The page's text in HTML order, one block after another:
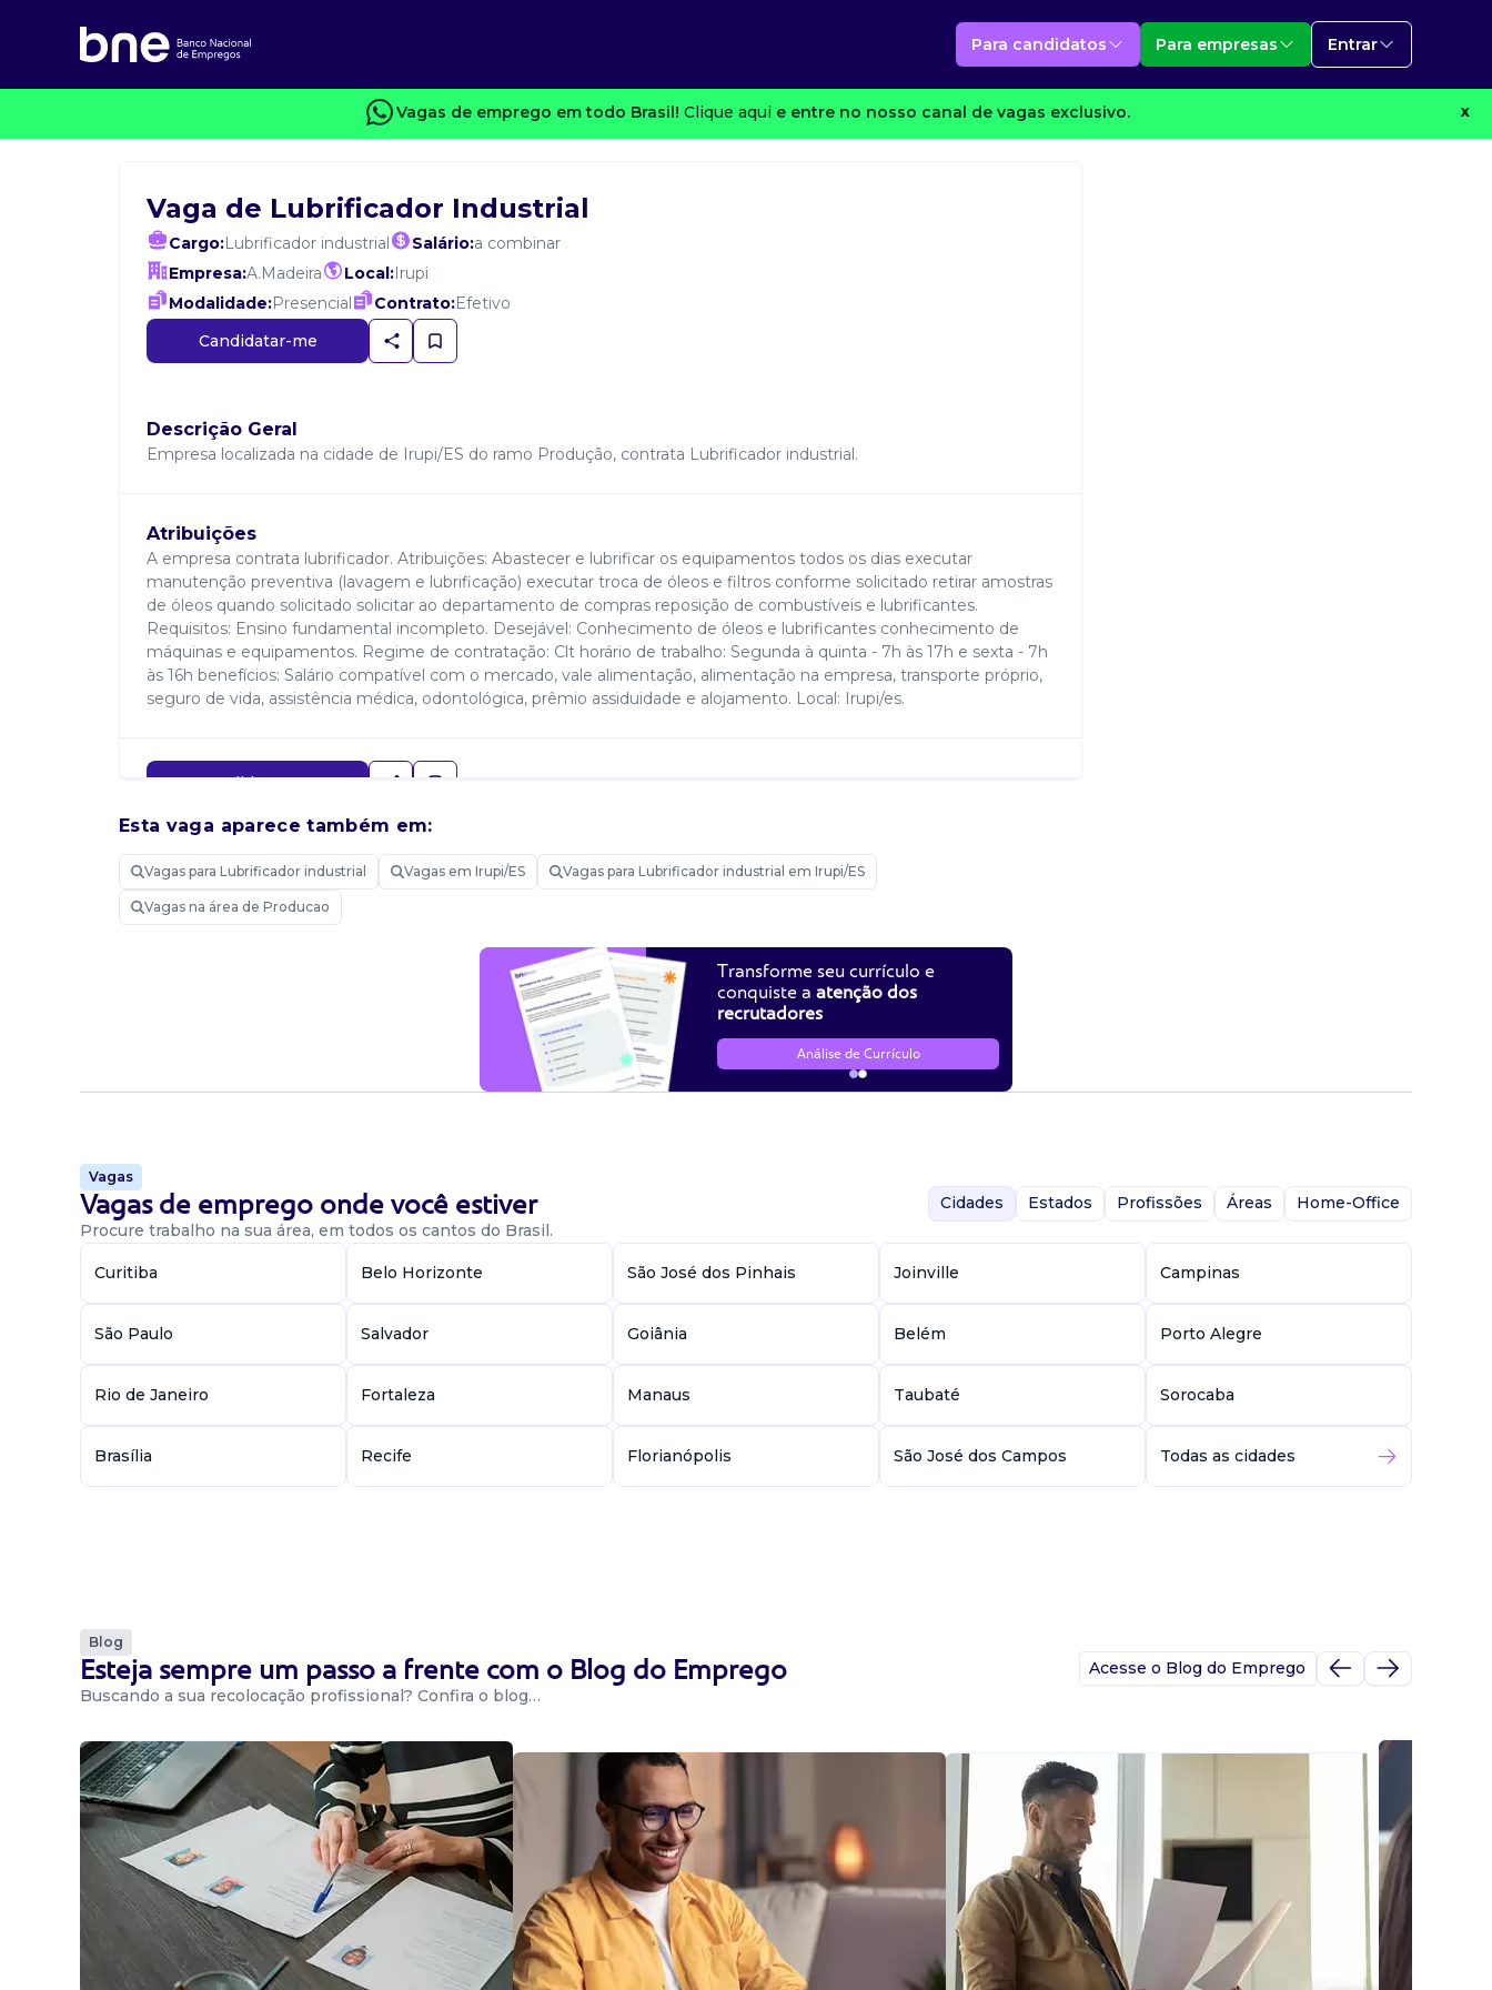
Para candidatos Para empresas Entrar
Vagas de emprego em todo Brasil! Clique aqui e entre no nosso canal de vagas exclusivo. X
Vaga de Lubrificador Industrial
Cargo:Lubrificador industrial Salário:a combinar
Empresa:A.Madeira Local:Irupi
Modalidade:Presencial Contrato:Efetivo
Candidatar-me
Descrição Geral
Empresa localizada na cidade de Irupi/ES do ramo Produção, contrata Lubrificador industrial.
Atribuições
A empresa contrata lubrificador. Atribuições: Abastecer e lubrificar os equipamentos todos os dias executar
manutenção preventiva (lavagem e lubrificação) executar troca de óleos e filtros conforme solicitado retirar amostras
de óleos quando solicitado solicitar ao departamento de compras reposição de combustíveis e lubrificantes.
Requisitos: Ensino fundamental incompleto. Desejável: Conhecimento de óleos e lubrificantes conhecimento de
máquinas e equipamentos. Regime de contratação: Clt horário de trabalho: Segunda à quinta - 7h às 17h e sexta - 7h
às 16h benefícios: Salário compatível com o mercado, vale alimentação, alimentação na empresa, transporte próprio,
seguro de vida, assistência médica, odontológica, prêmio assiduidade e alojamento. Local: Irupi/es.
Candidatar-me
Esta vaga aparece também em:
Vagas para Lubrificador industrial Vagas em Irupi/ES Vagas para Lubrificador industrial em Irupi/ES
Vagas na área de Producao
Transforme seu currículo e
conquiste a atenção dos
recrutadores
Análise de Currículo
Vagas
Vagas de emprego onde você estiver
Procure trabalho na sua área, em todos os cantos do Brasil.
Cidades Estados Profissões Áreas Home-Office
Curitiba Belo Horizonte São José dos Pinhais Joinville Campinas
São Paulo Salvador Goiânia Belém Porto Alegre
Rio de Janeiro Fortaleza Manaus Taubaté Sorocaba
Brasília Recife Florianópolis São José dos Campos Todas as cidades
Blog
Esteja sempre um passo a frente com o Blog do Emprego
Buscando a sua recolocação profissional? Confira o blog…
Acesse o Blog do Emprego